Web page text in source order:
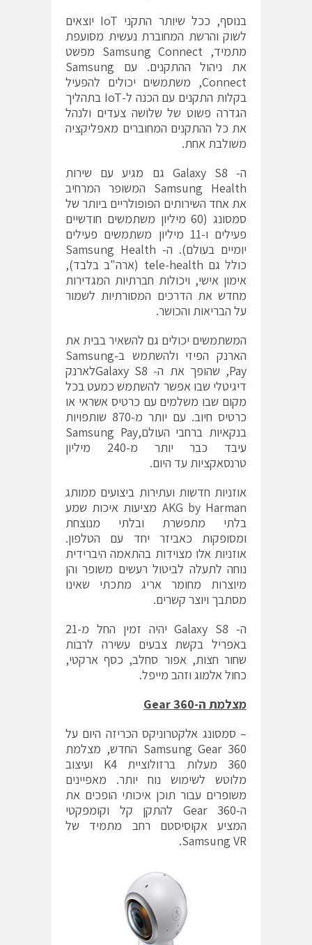
בנוסף, ככל שיותר התקני IoT יוצאים
לשוק והרשת המחוברת נעשית מסועפת
מתמיד, Samsung Connect מפשט
את ניהול ההתקנים. עם Samsung
Connect, משתמשים יכולים להפעיל
בקלות התקנים עם הכנה ל-IoT בתהליך
הגדרה פשוט של שלושה צעדים ולנהל
את כל ההתקנים המחוברים מאפליקציה
משולבת אחת.
ה- Galaxy S8 גם מגיע עם שירות
Samsung Health המשופר המרחיב
את אחד השירותים הפופולריים ביותר של
סמסונג (60 מיליון משתמשים חודשיים
פעילים ו-11 מיליון משתמשים פעילים
יומיים בעולם). ה- Samsung Health
כולל גם tele-health (ארה"ב בלבד),
אימון אישי, ויכולות חברתיות המגדירות
מחדש את הדרכים המסורתיות לשמור
על הבריאות והכושר.
המשתמשים יכולים גם להשאיר בבית את
הארנק הפיזי ולהשתמש ב-Samsung
Pay, שהופך את ה- Galaxy S8לארנק
דיגיטלי שבו אפשר להשתמש כמעט בכל
מקום שבו משלמים עם כרטיס אשראי או
כרטיס חיוב. עם יותר מ-870 שותפויות
בנקאיות ברחבי העולם,Samsung Pay
עיבד כבר יותר מ-240 מיליון
טרנסאקציות עד היום.
אוזניות חדשות ועתירות ביצועים ממותג
AKG by Harman מציעות איכות שמע
בלתי מתפשרת ובלתי מנוצחת
ומסופקות כאביזר יחד עם הטלפון.
אוזניות אלו מצוידות בהתאמה היברידית
נוחה לתעלה לביטול רעשים משופר והן
מיוצרות מחומר אריג מתכתי שאינו
מסתבך ויוצר קשרים.
ה- Galaxy S8 יהיה זמין החל מ-21
באפריל בקשת צבעים עשירה לרבות
שחור חצות, אפור סחלב, כסף ארקטי,
כחול אלמוג וזהב מייפל.
מצלמת ה-Gear 360
– סמסונג אלקטרוניקס הכריזה היום על
Samsung Gear 360 החדש, מצלמת
360 מעלות ברזולוציית K4 ועיצוב
מלוטש לשימוש נוח יותר. מאפיינים
משופרים עבור תוכן איכותי הופכים את
ה-Gear 360 להתקן קל וקומפקטי
המציע אקוסיסטם רחב מתמיד של
Samsung VR.